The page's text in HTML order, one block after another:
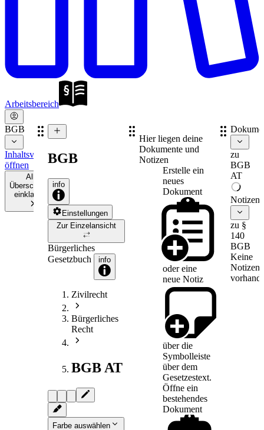
Arbeitsbereich
BGB
Inhaltsverzeichnis
öffnen
Alle
Überschriften
einklappen
BGB
info
Einstellungen
Zur Einzelansicht
Bürgerliches
Gesetzbuch
info
Zivilrecht
Bürgerliches
Recht
BGB AT
Farbe auswählen
Hier liegen deine
Dokumente und
Notizen
Erstelle ein
neues
Dokument
oder eine
neue Notiz
über die
Symbolleiste
über dem
Gesetzestext.
Öffne ein
bestehendes
Dokument
zu
BGB
AT
Notizen
zu §
140
BGB
Keine
Notizen